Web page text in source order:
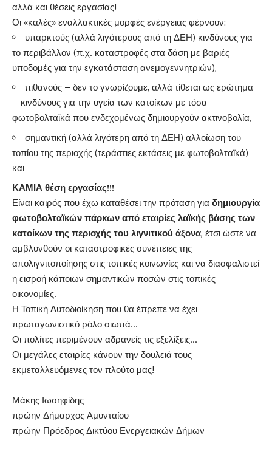
αλλά και θέσεις εργασίας!
Οι «καλές» εναλλακτικές μορφές ενέργειας φέρνουν:
υπαρκτούς (αλλά λιγότερους από τη ΔΕΗ) κινδύνους για
το περιβάλλον (π.χ. καταστροφές στα δάση με βαριές
υποδομές για την εγκατάσταση ανεμογεννητριών),
πιθανούς – δεν το γνωρίζουμε, αλλά τίθεται ως ερώτημα
– κινδύνους για την υγεία των κατοίκων με τόσα
φωτοβολταϊκά που ενδεχομένως δημιουργούν ακτινοβολία,
σημαντική (αλλά λιγότερη από τη ΔΕΗ) αλλοίωση του
τοπίου της περιοχής (τεράστιες εκτάσεις με φωτοβολταϊκά)
και
ΚΑΜΙΑ θέση εργασίας!!!
Είναι καιρός που έχω καταθέσει την πρόταση για δημιουργία
φωτοβολταϊκών πάρκων από εταιρίες λαϊκής βάσης των
κατοίκων της περιοχής του λιγνιτικού άξονα, έτσι ώστε να
αμβλυνθούν οι καταστροφικές συνέπειες της
απολιγνιτοποίησης στις τοπικές κοινωνίες και να διασφαλιστεί
η εισροή κάποιων σημαντικών ποσών στις τοπικές
οικονομίες.
Η Τοπική Αυτοδιοίκηση που θα έπρεπε να έχει
πρωταγωνιστικό ρόλο σιωπά…
Οι πολίτες περιμένουν αδρανείς τις εξελίξεις…
Οι μεγάλες εταιρίες κάνουν την δουλειά τους
εκμεταλλευόμενες τον πλούτο μας!
Μάκης Ιωσηφίδης
πρώην Δήμαρχος Αμυνταίου
πρώην Πρόεδρος Δικτύου Ενεργειακών Δήμων